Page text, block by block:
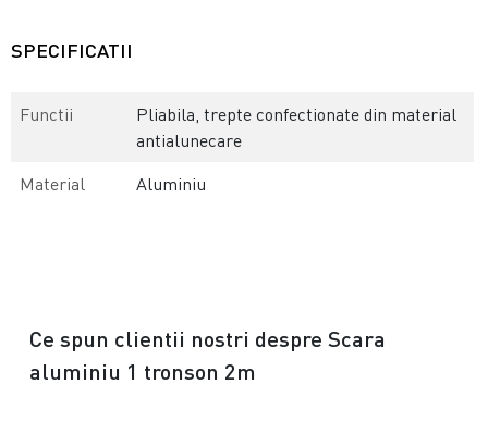
SPECIFICATII
Functii
Pliabila, trepte confectionate din material
antialunecare
Material
Aluminiu
Ce spun clientii nostri despre Scara
aluminiu 1 tronson 2m